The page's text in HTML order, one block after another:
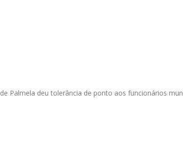
Palmela deu tolerância de ponto aos funcionários